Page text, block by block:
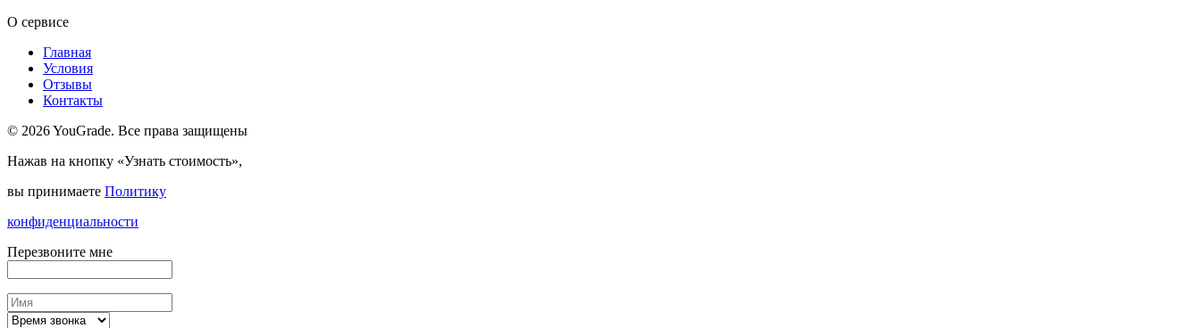
О сервисе
Главная
Условия
Отзывы
Контакты
© 2026 YouGrade. Все права защищены
Нажав на кнопку «Узнать стоимость»,
вы принимаете Политику
конфиденциальности
Перезвоните мне